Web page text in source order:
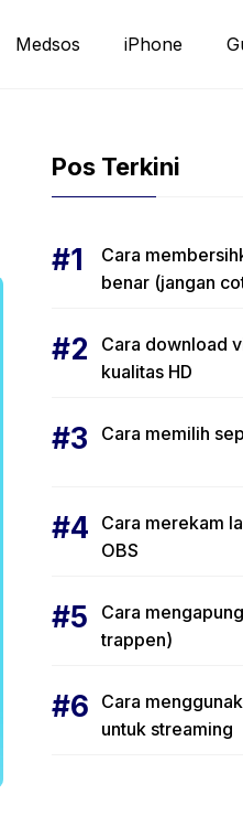
Medsos iPhone
Pos Terkini
Cara
benar (jangan
Cara download
kualitas HD
Cara memilih
Cara merekam
OBS
Cara
trappen)
Cara
untuk streaming